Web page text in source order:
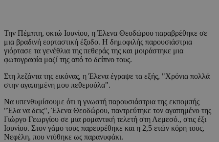
Την Πέμπτη, οκτώ Ιουνίου, η Έλενα Θεοδώρου παραβρέθηκε σε
μια βραδινή εορταστική έξοδο. Η δημοφιλής παρουσιάστρια
γιόρτασε τα γενέθλια της πεθεράς της και μοιράστηκε μια
φωτογραφία μαζί της από το δείπνο τους.
Στη λεζάντα της εικόνας, η Έλενα έγραψε τα εξής, "Χρόνια πολλά
στην αγαπημένη μου πεθερούλα".
Να υπενθυμίσουμε ότι η γνωστή παρουσιάστρια της εκπομπής
"Έλα να δεις", Έλενα Θεοδώρου, παντρεύτηκε τον αγαπημένο της
Γιώργο Γεωργίου σε μια ρομαντική τελετή στη Λεμεσό., στις έξι
Ιουνίου. Στον γάμο τους παρευρέθηκε και η 2,5 ετών κόρη τους,
Νεφέλη, που ντύθηκε ως παρανυφάκι.